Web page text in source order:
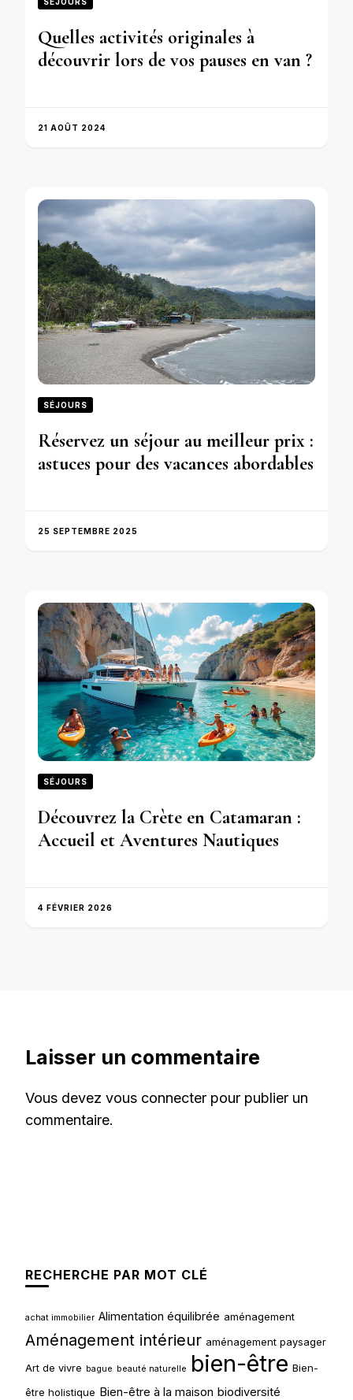
Quelles activités originales à
découvrir lors de vos pauses en van ?
21 AOÛT 2024
SÉJOURS
Réservez un séjour au meilleur prix :
astuces pour des vacances abordables
25 SEPTEMBRE 2025
SÉJOURS
Découvrez la Crète en Catamaran :
Accueil et Aventures Nautiques
4 FÉVRIER 2026
Laisser un commentaire
Vous devez vous connecter pour publier un
commentaire.
RECHERCHE PAR MOT CLÉ
achat immobilier Alimentation équilibrée aménagement
Aménagement intérieur aménagement paysager
Art de vivre bague beauté naturelle bien-être Bien-
être holistique Bien-être à la maison biodiversité